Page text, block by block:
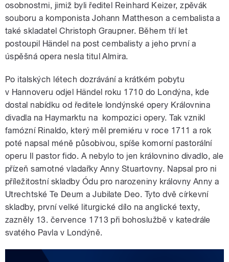
osobnostmi, jimiž byli ředitel Reinhard Keizer, zpěvák
souboru a komponista Johann Mattheson a cembalista a
také skladatel Christoph Graupner. Během tří let
postoupil Händel na post cembalisty a jeho první a
úspěšná opera nesla titul Almira.
Po italských létech dozrávání a krátkém pobytu
v Hannoveru odjel Händel roku 1710 do Londýna, kde
dostal nabídku od ředitele londýnské opery Královnina
divadla na Haymarktu na kompozici opery. Tak vznikl
famózní Rinaldo, který měl premiéru v roce 1711 a rok
poté napsal méně působivou, spíše komorní pastorální
operu Il pastor fido. A nebylo to jen královnino divadlo, ale
přízeň samotné vladařky Anny Stuartovny. Napsal pro ni
příležitostní skladby Ódu pro narozeniny královny Anny a
Utrechtské Te Deum a Jubilate Deo. Tyto dvě církevní
skladby, první velké liturgické dílo na anglické texty,
zazněly 13. července 1713 při bohoslužbě v katedrále
svatého Pavla v Londýně.